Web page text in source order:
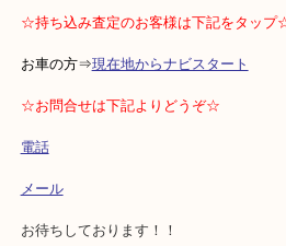
★当店の特徴★
・土日祝日休まず営業
・無料駐車場完備
・ご成約者様全員に抽選で当たるアマ
☆持ち込み査定のお客様は下記をタッ